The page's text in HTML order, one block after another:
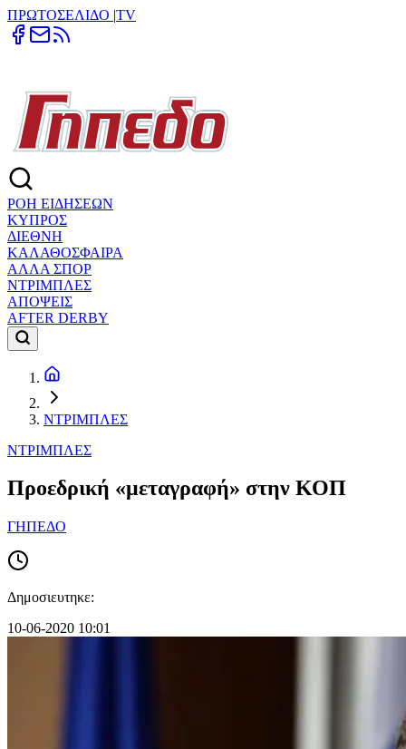
ΠΡΩΤΟΣΕΛΙΔΟ |TV
ΡΟΗ ΕΙΔΗΣΕΩΝ
ΚΥΠΡΟΣ
ΔΙΕΘΝΗ
ΚΑΛΑΘΟΣΦΑΙΡΑ
ΑΛΛΑ ΣΠΟΡ
ΝΤΡΙΜΠΛΕΣ
ΑΠΟΨΕΙΣ
AFTER DERBY
ΝΤΡΙΜΠΛΕΣ
ΝΤΡΙΜΠΛΕΣ
Προεδρική «μεταγραφή» στην ΚΟΠ
ΓΗΠΕΔΟ
Δημοσιευτηκε:
10-06-2020 10:01